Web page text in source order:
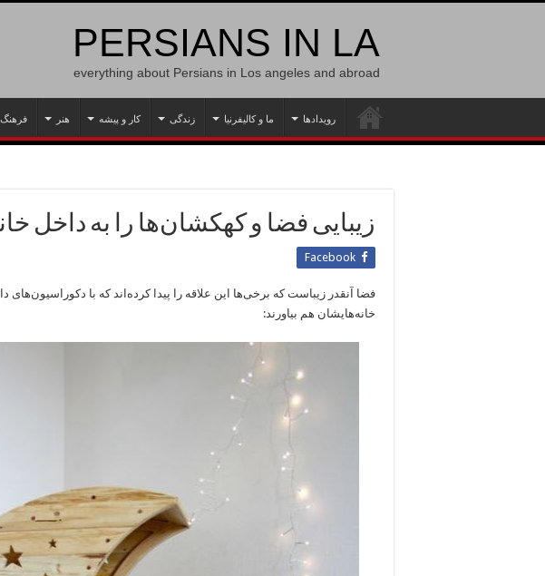
PERSIANS IN LA
everything about Persians in Los angeles and abroad
رویدادها ما و کالیفرنیا زندگی کار و پیشه هنر
زیبایی فضا و کهکشان‌ها را به داخل
Facebook
فضا آنقدر زیباست که برخی‌ها این علاقه را پیدا کرده‌اند که با دکوراسیون‌های
خانه‌هایشان هم بیاورند: